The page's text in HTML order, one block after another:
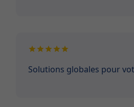
Solutions globales pour